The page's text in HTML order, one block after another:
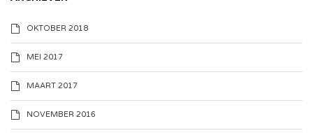
OKTOBER 2018
MEI 2017
MAART 2017
NOVEMBER 2016